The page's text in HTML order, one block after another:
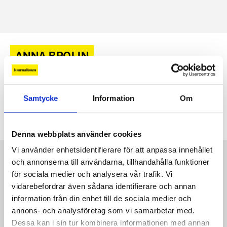
Samtycke Information Om
Denna webbplats använder cookies
Vi använder enhetsidentifierare för att anpassa innehållet
och annonserna till användarna, tillhandahålla funktioner
för sociala medier och analysera vår trafik. Vi
vidarebefordrar även sådana identifierare och annan
information från din enhet till de sociala medier och
annons- och analysföretag som vi samarbetar med.
Dessa kan i sin tur kombinera informationen med annan
ANNA BROLIN
Pär Lernström och Anna Brolin
19 MAJ, 2026 |
blir programledare för TV4:s sändningar
under fotbolls-VM.
Kommentarer
1 kommentar
Kontakt
Så kontaktar du Journalisten:
Kundservice